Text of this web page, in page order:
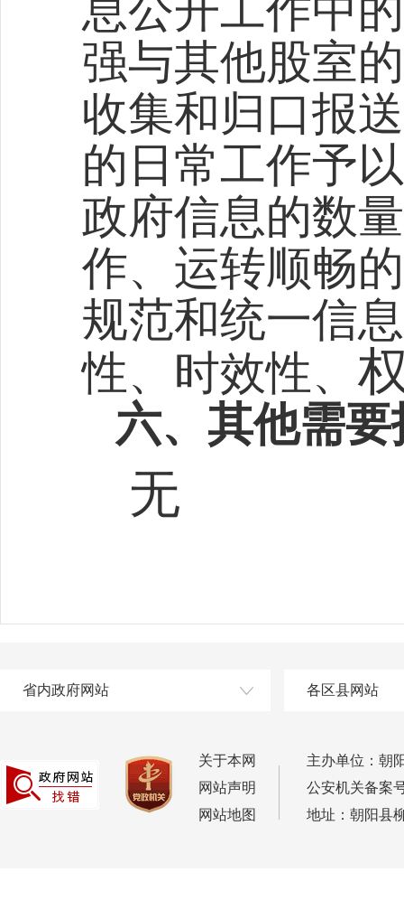
息公开工作中
强与其他股室
收集和归口报
的日常工作予
政府信息的数
作、运转顺畅
规范和统一信
性、时效性、
六、其他需
无
省内政府网站 各区县网站
关于本网
网站声明
网站地图
主办单位：朝
公安机关备案
地址：朝阳县